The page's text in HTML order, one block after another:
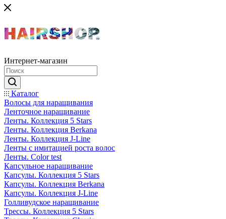
Интернет-магазин
Каталог
Волосы для наращивания
Ленточное наращивание
Ленты. Коллекция 5 Stars
Ленты. Коллекция Berkana
Ленты. Коллекция J-Line
Ленты с имитацией роста волос
Ленты. Color test
Капсульное наращивание
Капсулы. Коллекция 5 Stars
Капсулы. Коллекция Berkana
Капсулы. Коллекция J-Line
Голливудское наращивание
Трессы. Коллекция 5 Stars